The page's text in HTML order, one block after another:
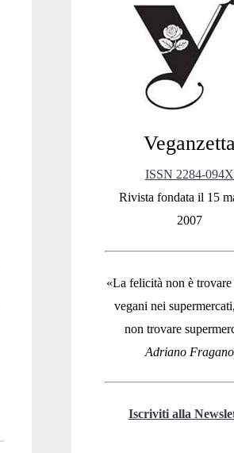
Sidebar
ISSN 2284-094X
Rivista fondata il 15
2007
«La felicità non è
vegani nei
non trovare
Adriano Fragano
Iscriviti alla